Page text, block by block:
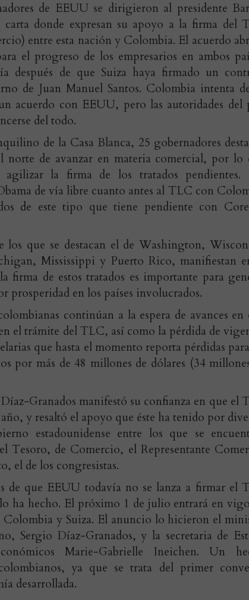
de EEUU se dirigieron al presidente
carta donde expresan su apoyo a la firma del
entre esta nación y Colombia. El acuerdo
el progreso de los empresarios en ambos
después de que Suiza haya firmado un
de Juan Manuel Santos. Colombia intenta
acuerdo con EEUU, pero las autoridades del
del todo.
de la Casa Blanca, 25 gobernadores
norte de avanzar en materia comercial, por lo
la firma de los tratados pendientes.
de vía libre cuanto antes al TLC con
de este tipo que tiene pendiente con
los que se destacan el de Washington,
Mississippi y Puerto Rico, manifiestan
firma de estos tratados es importante para
prosperidad en los países involucrados.
continúan a la espera de avances en
el trámite del TLC, así como la pérdida de
que hasta el momento reporta pérdidas
por más de 48 millones de dólares (34
Granados manifestó su confianza en que el
y resaltó el apoyo que éste ha tenido por
estadounidense entre los que se
Tesoro, de Comercio, el Representante
el de los congresistas.
de que EEUU todavía no se lanza a firmar el
ha hecho. El próximo 1 de julio entrará en
Colombia y Suiza. El anuncio lo hicieron el
Sergio Díaz-Granados, y la secretaria de
Marie-Gabrielle Ineichen. Un
ya que se trata del primer
desarrollada.